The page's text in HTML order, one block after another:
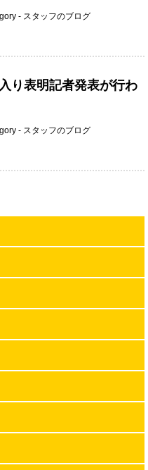
- スタッフのブログ
り表明記者発表が行わ
- スタッフのブログ